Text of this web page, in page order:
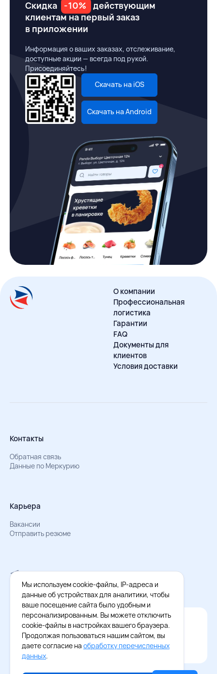
Скидка -10%
действующим
клиентам на первый заказ
в приложении
Информация о ваших заказах, отслеживание,
доступные акции — всегда под рукой.
Присоединяйтесь!
Скачать на iOS
Скачать на Android
О компании
Профессиональная
логистика
Гарантии
FAQ
Документы для
клиентов
Условия доставки
Контакты
Обратная связь
Данные по Меркурию
Карьера
Вакансии
Отправить резюме
Мы в Телеграм
Документы об обработке персональных данных
Охрана труда – результаты СОУТ
Официальное приложение Восток - Запад
Cкачайте бесплатное приложение
Мы используем cookie-файлы, IP-адреса и
данные об устройствах для аналитики, чтобы
ваше посещение сайта было удобным и
персонализированным. Вы можете отключить
cookie-файлы в настройках вашего браузера.
Продолжая пользоваться нашим сайтом, вы
даете согласие на обработку перечисленных
данных.